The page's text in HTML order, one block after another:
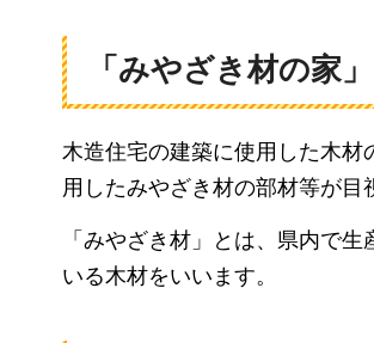
「みやざき材の家
木造住宅の建築に使用した木
用したみやざき材の部材等が目
「みやざき材」とは、県内で
いる木材をいいます。